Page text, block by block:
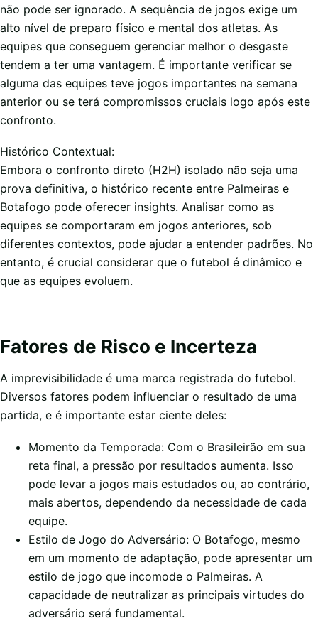
não pode ser ignorado. A sequência de jogos exige um
alto nível de preparo físico e mental dos atletas. As
equipes que conseguem gerenciar melhor o desgaste
tendem a ter uma vantagem. É importante verificar se
alguma das equipes teve jogos importantes na semana
anterior ou se terá compromissos cruciais logo após este
confronto.
Histórico Contextual:
Embora o confronto direto (H2H) isolado não seja uma
prova definitiva, o histórico recente entre Palmeiras e
Botafogo pode oferecer insights. Analisar como as
equipes se comportaram em jogos anteriores, sob
diferentes contextos, pode ajudar a entender padrões. No
entanto, é crucial considerar que o futebol é dinâmico e
que as equipes evoluem.
Fatores de Risco e Incerteza
A imprevisibilidade é uma marca registrada do futebol.
Diversos fatores podem influenciar o resultado de uma
partida, e é importante estar ciente deles:
Momento da Temporada: Com o Brasileirão em sua
reta final, a pressão por resultados aumenta. Isso
pode levar a jogos mais estudados ou, ao contrário,
mais abertos, dependendo da necessidade de cada
equipe.
Estilo de Jogo do Adversário: O Botafogo, mesmo
em um momento de adaptação, pode apresentar um
estilo de jogo que incomode o Palmeiras. A
capacidade de neutralizar as principais virtudes do
adversário será fundamental.